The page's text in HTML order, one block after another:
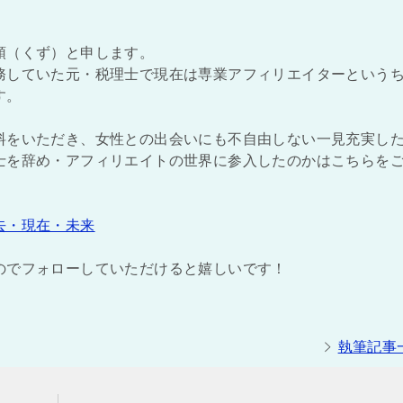
くず）と申します。
ていた元・税理士で現在は専業アフィリエイターという
いただき、女性との出会いにも不自由しない一見充実し
辞め・アフィリエイトの世界に参入したのかはこちらを
・現在・未来
フォローしていただけると嬉しいです！
執筆記事